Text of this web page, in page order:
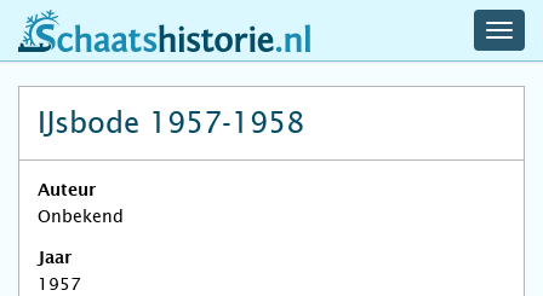
schaatshistorie.nl
IJsbode 1957-1958
Auteur
Onbekend
Jaar
1957